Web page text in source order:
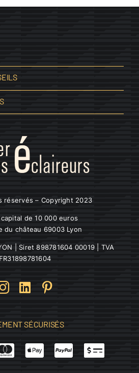
– Copyright 2023
capital de 10 000 euros
du château 69003 Lyon
| Siret 898781604 00019 | TVA
FR31898781604
SÉCURISÉS